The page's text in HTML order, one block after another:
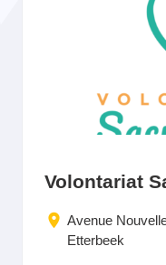
Volontariat
Avenue
Etterbeek